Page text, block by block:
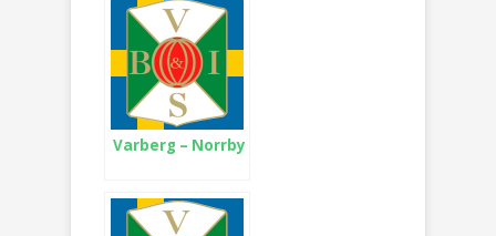
Varberg – Norrby